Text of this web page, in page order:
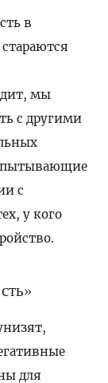
в
мы
с другими
с
у кого
для